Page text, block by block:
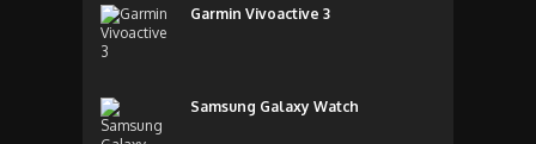
Garmin Vivoactive 3
Samsung Galaxy Watch